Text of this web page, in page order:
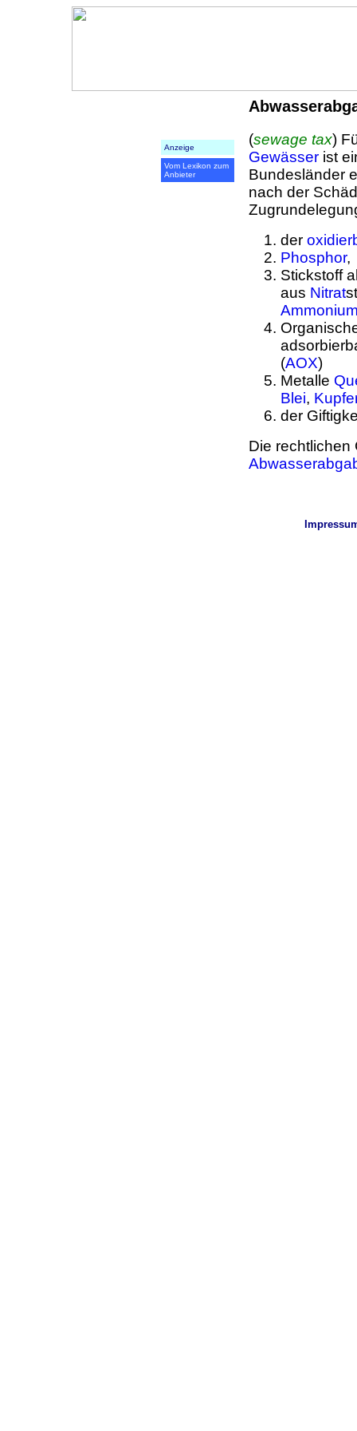
Anzeige
Vom Lexikon zum
Anbieter
(sewage tax)
Gewässer ist
Bundesländer
nach der
der
Phosphor,
Stickstoff
aus Nitrat
(AOX)
Metalle
Blei,
der
Die rechtlichen